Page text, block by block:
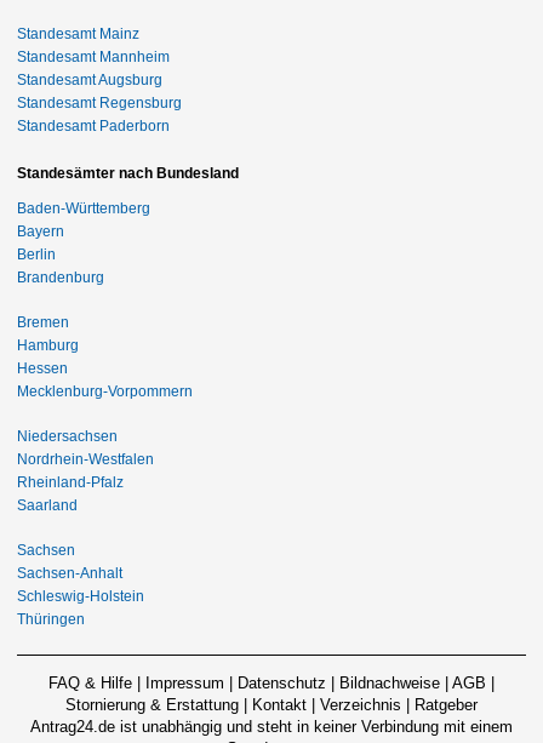
Standesamt Mainz
Standesamt Mannheim
Standesamt Augsburg
Standesamt Regensburg
Standesamt Paderborn
Standesämter nach Bundesland
Baden-Württemberg
Bayern
Berlin
Brandenburg
Bremen
Hamburg
Hessen
Mecklenburg-Vorpommern
Niedersachsen
Nordrhein-Westfalen
Rheinland-Pfalz
Saarland
Sachsen
Sachsen-Anhalt
Schleswig-Holstein
Thüringen
FAQ & Hilfe Impressum Datenschutz Bildnachweise AGB
Stornierung & Erstattung
Kontakt Verzeichnis
Ratgeber
Antrag24.de ist unabhängig und steht in keiner Verbindung mit einem